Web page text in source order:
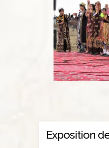
Exposition